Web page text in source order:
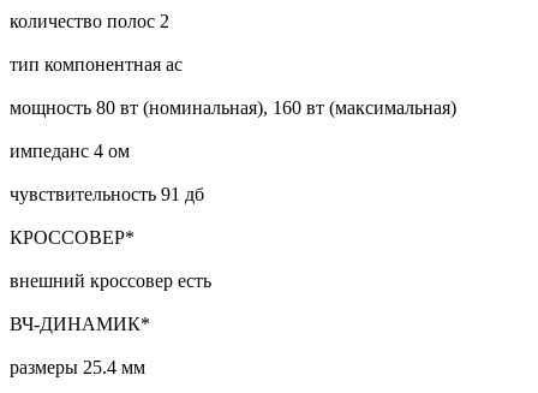
количество полос 2
тип компонентная ас
мощность 80 вт (номинальная), 160 вт (максимальная)
импеданс 4 ом
чувствительность 91 дб
КРОССОВЕР*
внешний кроссовер есть
ВЧ-ДИНАМИК*
размеры 25.4 мм